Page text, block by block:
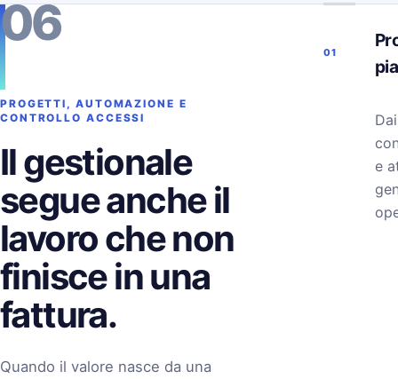
06
PROGETTI, AUTOMAZIONE E
CONTROLLO ACCESSI
Il gestionale
segue anche il
lavoro che non
finisce in una
fattura.
Quando il valore nasce da una
01
e